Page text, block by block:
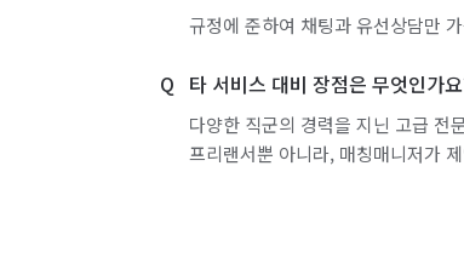
규정에 준하여 채팅과 유선상담만
타 서비스 대비 장점은 무엇인가
다양한 직군의 경력을 지닌 고급 전
프리랜서뿐 아니라, 매칭매니저가